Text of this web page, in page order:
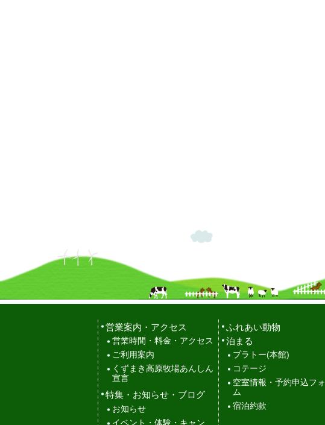
営業案内・アクセス
営業時間・料金・アクセス
ご利用案内
くずまき高原牧場あんしん
宣言
特集・お知らせ・ブログ
お知らせ
イベント・体験・キャン
ふれあい動物
泊まる
プラトー(本館)
コテージ
空室情報・予約申込フ
ム
宿泊約款